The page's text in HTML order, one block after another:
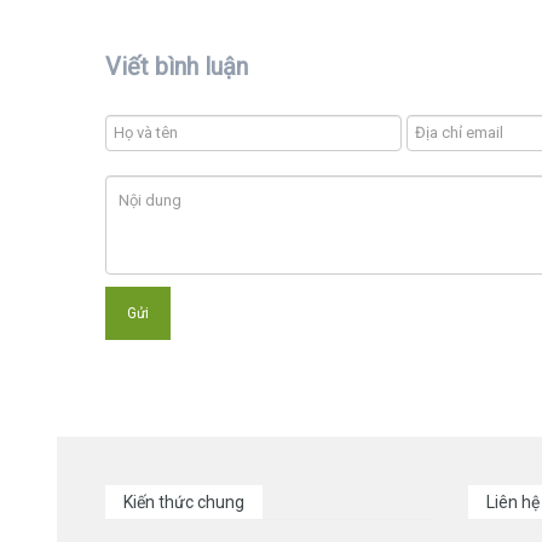
Viết bình luận
Kiến thức chung Liên hệ